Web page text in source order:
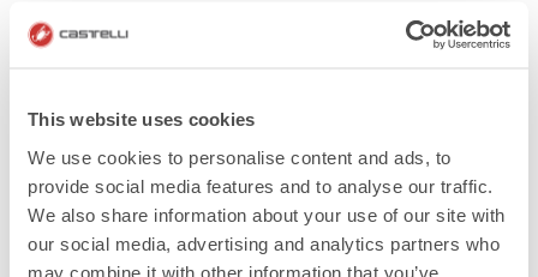
This website uses cookies
We use cookies to personalise content and ads, to
provide social media features and to analyse our traffic.
We also share information about your use of our site with
our social media, advertising and analytics partners who
may combine it with other information that you’ve
• No-sew race number window to prevent number
• Extra-long legs with flat leg endings with PU grip
elastic on the inside
500€/piece. Minimum order: 10 pieces.